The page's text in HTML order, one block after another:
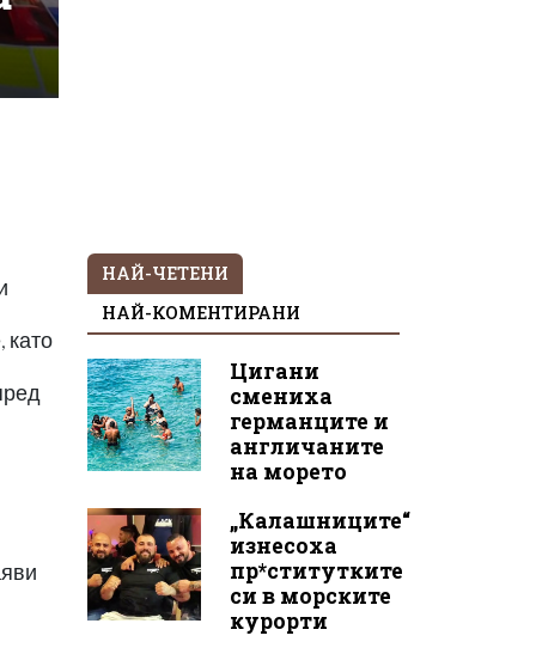
като
НАЙ-ЧЕТЕНИ
НАЙ-КОМЕНТИРАНИ
Цигани
смениха
германците и
англичаните
на морето
„Калашниците“
изнесоха
пр*ститутките
си в морските
курорти